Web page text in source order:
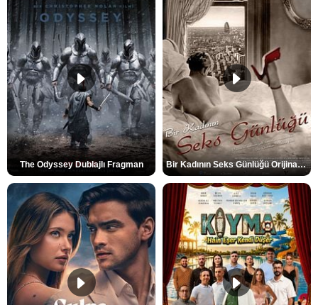
The Odyssey Dublajlı Fragman Bir Kadının Seks Günlüğü Orijinal Fragman